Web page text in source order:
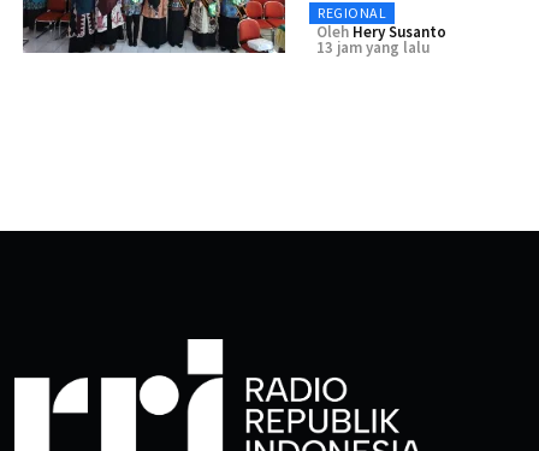
REGIONAL
Oleh Hery Susanto
13 jam yang lalu